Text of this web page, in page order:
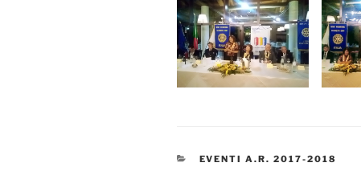
CATEGORIE
EVENTI A.R. 2017-2018